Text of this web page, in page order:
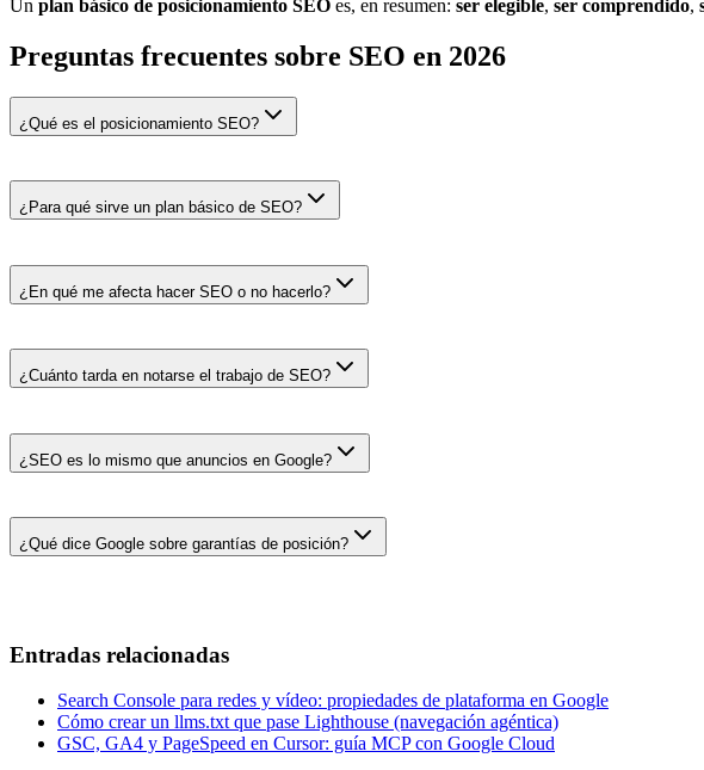
Un plan básico de posicionamiento SEO es, en resumen: ser elegible, ser comprendido,
Preguntas frecuentes sobre SEO en 2026
¿Qué es el posicionamiento SEO?
¿Para qué sirve un plan básico de SEO?
¿En qué me afecta hacer SEO o no hacerlo?
¿Cuánto tarda en notarse el trabajo de SEO?
¿SEO es lo mismo que anuncios en Google?
¿Qué dice Google sobre garantías de posición?
Entradas relacionadas
Search Console para redes y vídeo: propiedades de plataforma en Google
Cómo crear un llms.txt que pase Lighthouse (navegación agéntica)
GSC, GA4 y PageSpeed en Cursor: guía MCP con Google Cloud